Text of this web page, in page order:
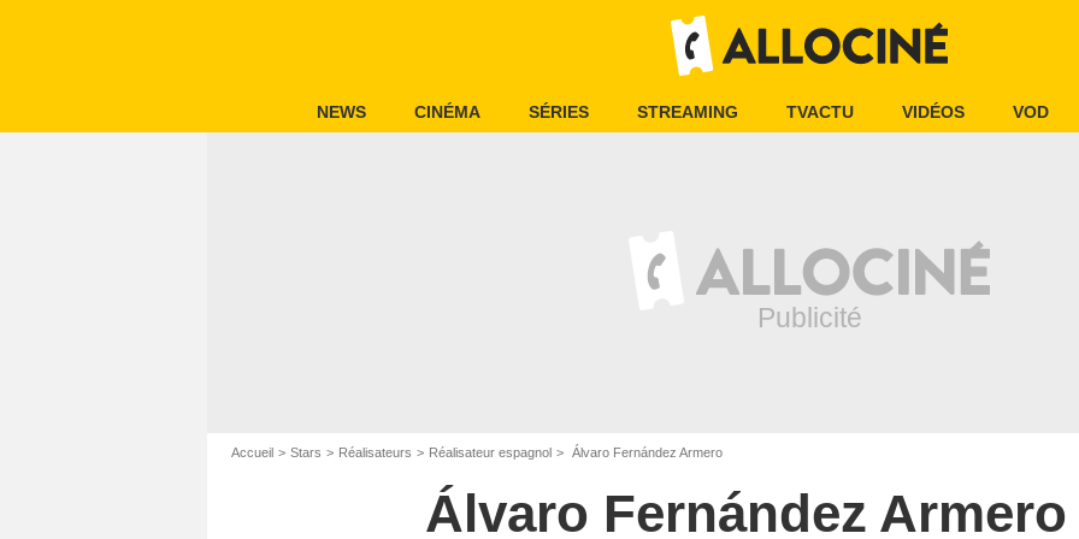
NEWS CINÉMA SÉRIES STREAMING TVACTU VIDÉOS VOD
Accueil Stars Réalisateurs Réalisateur espagnol Álvaro Fernández Armero
Álvaro Fernández Armero